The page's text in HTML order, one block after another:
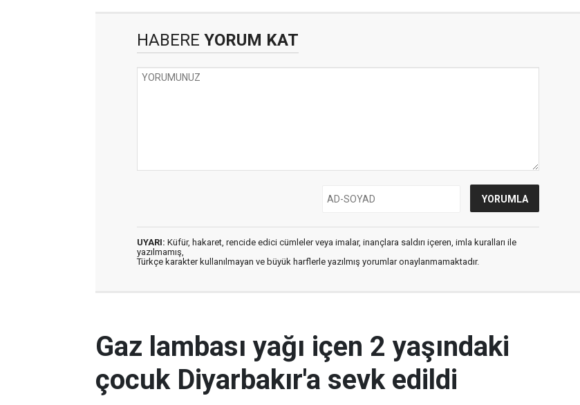
HABERE YORUM KAT
UYARI: Küfür, hakaret, rencide edici cümleler veya imalar, inançlara saldırı içeren, imla kuralları ile
yazılmamış,
Türkçe karakter kullanılmayan ve büyük harflerle yazılmış yorumlar onaylanmamaktadır.
Gaz lambası yağı içen 2 yaşındaki
çocuk Diyarbakır'a sevk edildi